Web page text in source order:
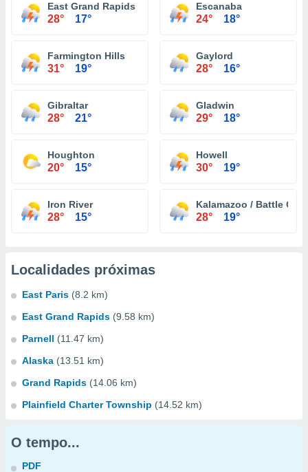
East Grand Rapids
28° 17°
Escanaba
24° 18°
Farmington Hills
31° 19°
Gaylord
28° 16°
Gibraltar
28° 21°
Gladwin
29° 18°
Houghton
20° 15°
Howell
30° 19°
Iron River
28° 15°
Kalamazoo / Battle
28° 19°
Localidades próximas
East Paris (8.2 km)
East Grand Rapids (9.58 km)
Parnell (11.47 km)
Alaska (13.51 km)
Grand Rapids (14.06 km)
Plainfield Charter Township (14.52 km)
O tempo...
PDF